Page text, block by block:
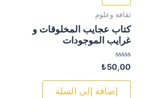
ثقافة وعلوم
كتاب عجايب المخلوقات و
غرايب الموجودات
تم
التقييم
0
₺50,00
إضافة إلى السلة